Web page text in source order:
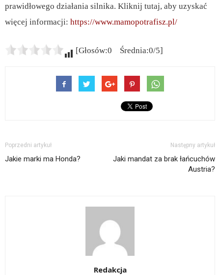
prawidłowego działania silnika. Kliknij tutaj, aby uzyskać
więcej informacji: https://www.mamopotrafisz.pl/
[Głosów:0 Średnia:0/5]
Poprzedni artykuł
Jakie marki ma Honda?
Następny artykuł
Jaki mandat za brak łańcuchów
Austria?
Redakcja